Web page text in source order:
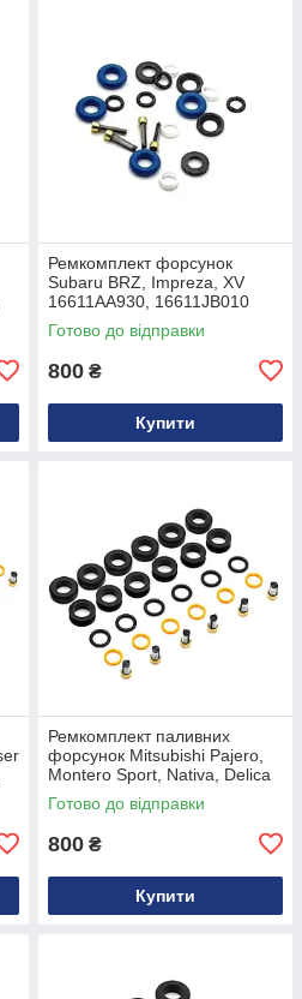
Ремкомплект форсунок
Subaru BRZ, Impreza, XV
16611AA930, 16611JB010
Готово до відправки
800 ₴
Купити
Ремкомплект паливних
форсунок Mitsubishi Pajero,
Montero Sport, Nativa, Delica
3.0 V6 6G72 MR507376,
1955004140
Готово до відправки
800 ₴
Купити